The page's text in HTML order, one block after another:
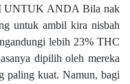
ANDA Bila nak
untuk ambil kira nisbah
lebih 23% THC
dipilih oleh mereka
paling kuat. Namun, bagi